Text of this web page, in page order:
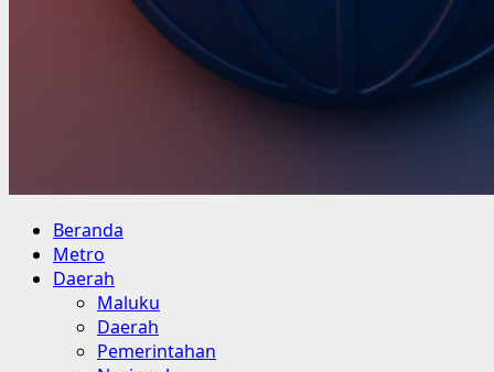
Primary
Menu
Beranda
Metro
Daerah
Maluku
Daerah
Pemerintahan